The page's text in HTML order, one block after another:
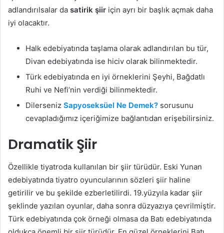
adlandırılsalar da satirik şiir için ayrı bir başlık açmak daha
iyi olacaktır.
Halk edebiyatında taşlama olarak adlandırılan bu tür,
Divan edebiyatında ise hiciv olarak bilinmektedir.
Türk edebiyatında en iyi örneklerini Şeyhi, Bağdatlı
Ruhi ve Nefi’nin verdiği bilinmektedir.
Dilerseniz Sapyoseksüel Ne Demek? sorusunu
cevapladığımız içeriğimize bağlantıdan erişebilirsiniz.
Dramatik Şiir
Özellikle tiyatroda kullanılan bir şiir türüdür. Eski Yunan
edebiyatında tiyatro oyuncularının sözleri şiir haline
getirilir ve bu şekilde ezberletilirdi. 19.yüzyıla kadar şiir
şeklinde yazılan oyunlar, daha sonra düzyazıya çevrilmiştir.
Türk edebiyatında çok örneği olmasa da Batı edebiyatında